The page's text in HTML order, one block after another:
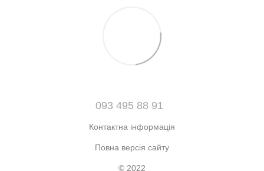
093 495 88 91
Контактна інформація
Повна версія сайту
© 2022